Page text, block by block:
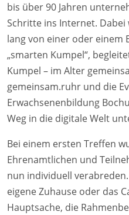
bis über 90 Jahren
Schritte ins Internet. Dabei
lang von einer oder einem
„smarten Kumpel“,
Kumpel – im Alter
gemeinsam.ruhr und die
Erwachsenenbildung
Weg in die digitale Welt
Bei einem ersten Treffen
Ehrenamtlichen und
nun individuell
eigene Zuhause oder das
Hauptsache, die